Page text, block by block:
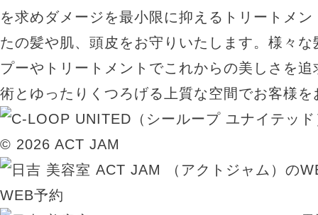
を求めダメージを最小限に抑えるトリートメ
たの髪や肌、頭皮をお守りいたします。様々
プーやトリートメントでこれからの美しさを
術とゆったりくつろげる上質な空間でお客様
© 2026 ACT JAM
WEB予約